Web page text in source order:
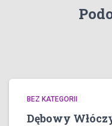
BEZ KATEGORII
Dębowy